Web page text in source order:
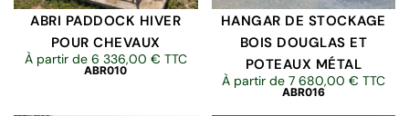
ABRI PADDOCK HIVER
POUR CHEVAUX
À partir de 6 336,00 € TTC
ABR010
HANGAR DE STOCKAGE
BOIS DOUGLAS ET
POTEAUX MÉTAL
À partir de 7 680,00 € TTC
ABR016